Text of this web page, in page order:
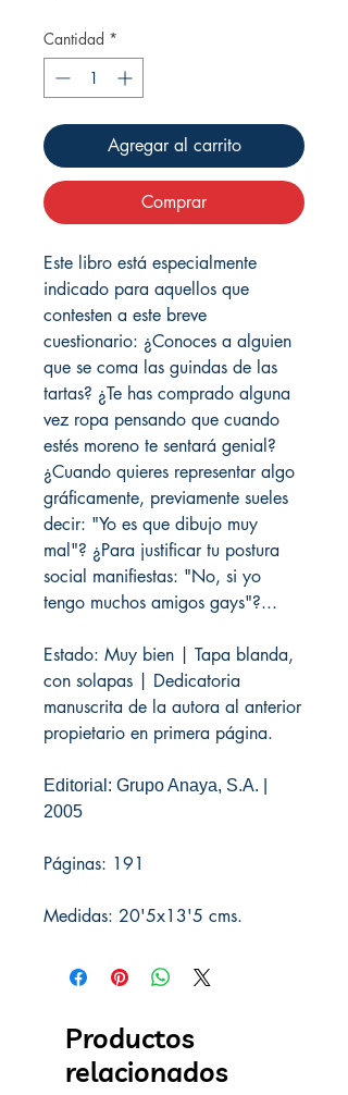
Cantidad *
Agregar al carrito
Comprar
Este libro está especialmente
indicado para aquellos que
contesten a este breve
cuestionario: ¿Conoces a alguien
que se coma las guindas de las
tartas? ¿Te has comprado alguna
vez ropa pensando que cuando
estés moreno te sentará genial?
¿Cuando quieres representar algo
gráficamente, previamente sueles
decir: "Yo es que dibujo muy
mal"? ¿Para justificar tu postura
social manifiestas: "No, si yo
tengo muchos amigos gays"?...
Estado: Muy bien | Tapa blanda,
con solapas | Dedicatoria
manuscrita de la autora al anterior
propietario en primera página.
Editorial: Grupo Anaya, S.A. |
2005
Páginas: 191
Medidas: 20'5x13'5 cms.
Productos
relacionados